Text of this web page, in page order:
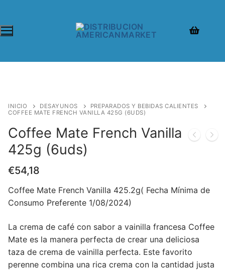
contenido
INICIO DESAYUNOS
PREPARADOS Y BEBIDAS CALIENTES
COFFEE MATE FRENCH VANILLA 425G (6UDS)
Coffee Mate French Vanilla
425g (6uds)
€54,18
Coffee Mate French Vanilla 425.2g( Fecha Mínima de
Consumo Preferente 1/08/2024)
La crema de café con sabor a vainilla francesa Coffee
Mate es la manera perfecta de crear una deliciosa
taza de crema de vainilla perfecta. Este favorito
perenne combina una rica crema con la cantidad justa